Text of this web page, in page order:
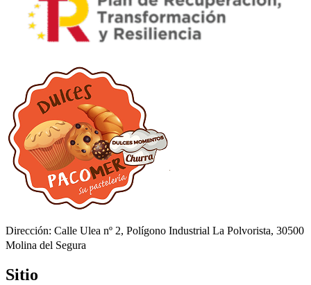
Dirección: Calle Ulea nº 2, Polígono Industrial La Polvorista, 30500
Molina del Segura
Sitio